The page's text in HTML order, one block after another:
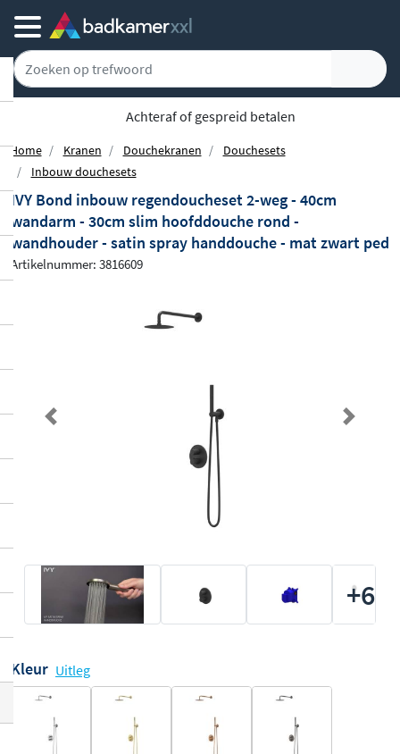
Achteraf of gespreid betalen
Home Kranen Douchekranen
Douchesets
Inbouw douchesets
IVY Bond inbouw regendoucheset 2-weg - 40cm
wandarm - 30cm slim hoofddouche rond -
wandhouder - satin spray handdouche - mat zwart ped
Artikelnummer: 3816609
Previous Next
+6
Kleur Uitleg